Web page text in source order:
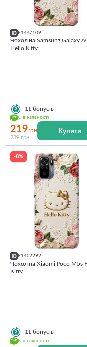
F1447109
Чохол на Samsung Galaxy
Hello Kitty
+11 бонусів
Є в наявності
219грн
239 грн
Купити
-8%
F1402292
Чохол на Xiaomi Poco M5s
Kitty
+11 бонусів
Є в наявності